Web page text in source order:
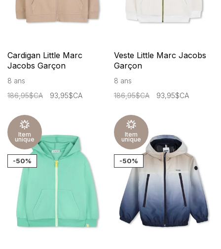
Cardigan Little Marc
Jacobs Garçon
8 ans
186,95$CA
93,95$CA
Veste Little Marc Jacobs
Garçon
8 ans
186,95$CA
93,95$CA
Item
unique
-50%
Item
unique
-50%